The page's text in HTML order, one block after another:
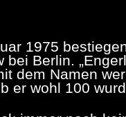
1975
Berlin.
dem Namen
er wohl 100